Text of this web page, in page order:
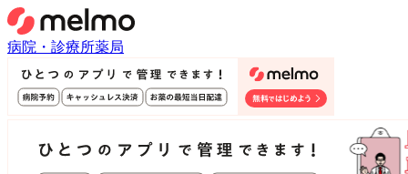
病院・診療所薬局